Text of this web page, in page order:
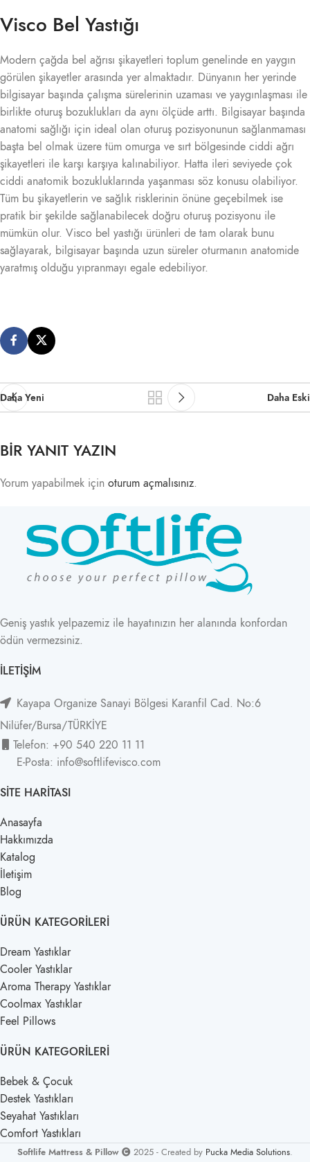
Visco Bel Yastığı
Modern çağda bel ağrısı şikayetleri toplum genelinde en yaygın
görülen şikayetler arasında yer almaktadır. Dünyanın her yerinde
bilgisayar başında çalışma sürelerinin uzaması ve yaygınlaşması ile
birlikte oturuş bozuklukları da aynı ölçüde arttı. Bilgisayar başında
anatomi sağlığı için ideal olan oturuş pozisyonunun sağlanmaması
başta bel olmak üzere tüm omurga ve sırt bölgesinde ciddi ağrı
şikayetleri ile karşı karşıya kalınabiliyor. Hatta ileri seviyede çok
ciddi anatomik bozukluklarında yaşanması söz konusu olabiliyor.
Tüm bu şikayetlerin ve sağlık risklerinin önüne geçebilmek ise
pratik bir şekilde sağlanabilecek doğru oturuş pozisyonu ile
mümkün olur. Visco bel yastığı ürünleri de tam olarak bunu
sağlayarak, bilgisayar başında uzun süreler oturmanın anatomide
yaratmış olduğu yıpranmayı egale edebiliyor.
Daha Yeni Daha Eski
BIR YANIT YAZIN
Yorum yapabilmek için oturum açmalısınız.
Geniş yastık yelpazemiz ile hayatınızın her alanında konfordan
ödün vermezsiniz.
İLETIŞIM
Kayapa Organize Sanayi Bölgesi Karanfil Cad. No:6
Nilüfer/Bursa/TÜRKİYE
Telefon: +90 540 220 11 11
E-Posta: info@softlifevisco.com
SITE HARITASI
Anasayfa
Hakkımızda
Katalog
İletişim
Blog
ÜRÜN KATEGORILERI
Dream Yastıklar
Cooler Yastıklar
Aroma Therapy Yastıklar
Coolmax Yastıklar
Feel Pillows
ÜRÜN KATEGORILERI
Bebek & Çocuk
Destek Yastıkları
Seyahat Yastıkları
Comfort Yastıkları
Softlife Mattress & Pillow 2025 - Created by Pucka Media Solutions.